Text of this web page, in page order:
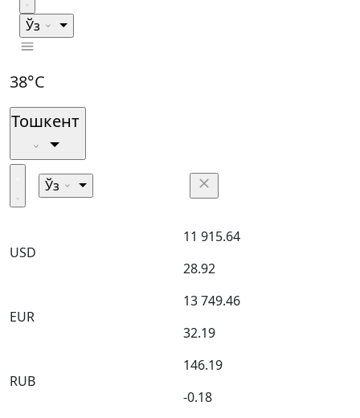
Ўз
38°C
Тошкент
Ўз
USD
11 915.64
28.92
EUR
13 749.46
32.19
RUB
146.19
-0.18